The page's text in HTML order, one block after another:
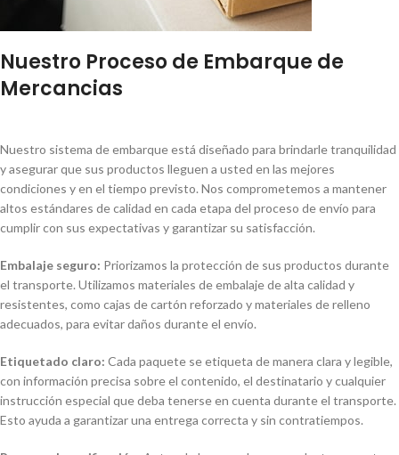
Nuestro Proceso de Embarque de
Mercancias
Nuestro sistema de embarque está diseñado para brindarle tranquilidad
y asegurar que sus productos lleguen a usted en las mejores
condiciones y en el tiempo previsto. Nos comprometemos a mantener
altos estándares de calidad en cada etapa del proceso de envío para
cumplir con sus expectativas y garantizar su satisfacción.
Embalaje seguro: Priorizamos la protección de sus productos durante
el transporte. Utilizamos materiales de embalaje de alta calidad y
resistentes, como cajas de cartón reforzado y materiales de relleno
adecuados, para evitar daños durante el envío.
Etiquetado claro: Cada paquete se etiqueta de manera clara y legible,
con información precisa sobre el contenido, el destinatario y cualquier
instrucción especial que deba tenerse en cuenta durante el transporte.
Esto ayuda a garantizar una entrega correcta y sin contratiempos.